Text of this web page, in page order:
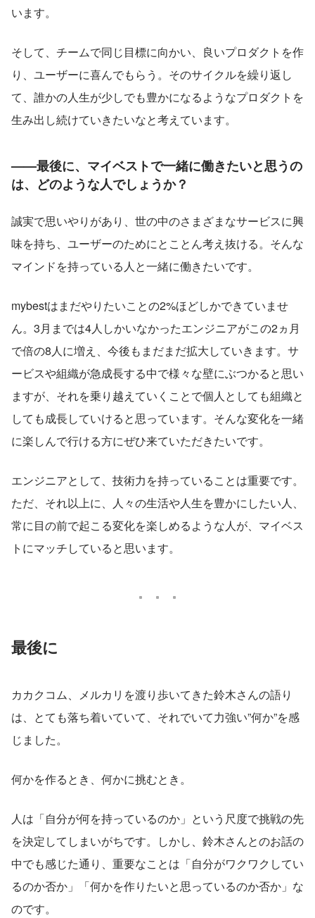
います。
そして、チームで同じ目標に向かい、良いプロダクトを作
り、ユーザーに喜んでもらう。そのサイクルを繰り返し
て、誰かの人生が少しでも豊かになるようなプロダクトを
生み出し続けていきたいなと考えています。
——最後に、マイベストで一緒に働きたいと思うの
は、どのような人でしょうか？
誠実で思いやりがあり、世の中のさまざまなサービスに興
味を持ち、ユーザーのためにとことん考え抜ける。そんな
マインドを持っている人と一緒に働きたいです。
mybestはまだやりたいことの2%ほどしかできていませ
ん。3月までは4人しかいなかったエンジニアがこの2ヵ月
で倍の8人に増え、今後もまだまだ拡大していきます。サ
ービスや組織が急成長する中で様々な壁にぶつかると思い
ますが、それを乗り越えていくことで個人としても組織と
しても成長していけると思っています。そんな変化を一緒
に楽しんで行ける方にぜひ来ていただきたいです。
エンジニアとして、技術力を持っていることは重要です。
ただ、それ以上に、人々の生活や人生を豊かにしたい人、
常に目の前で起こる変化を楽しめるような人が、マイベス
トにマッチしていると思います。
最後に
カカクコム、メルカリを渡り歩いてきた鈴木さんの語り
は、とても落ち着いていて、それでいて力強い”何か”を感
じました。
何かを作るとき、何かに挑むとき。
人は「自分が何を持っているのか」という尺度で挑戦の先
を決定してしまいがちです。しかし、鈴木さんとのお話の
中でも感じた通り、重要なことは「自分がワクワクしてい
るのか否か」「何かを作りたいと思っているのか否か」な
のです。